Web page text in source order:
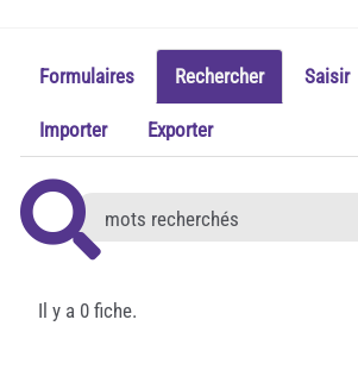
Formulaires Rechercher Saisir
Importer Exporter
Il y a 0 fiche.